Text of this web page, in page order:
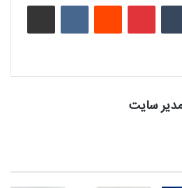
‫پین‌ترست ‫رددیت
سایت